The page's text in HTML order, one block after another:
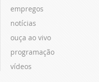
empregos
notícias
ouça ao vivo
programação
vídeos